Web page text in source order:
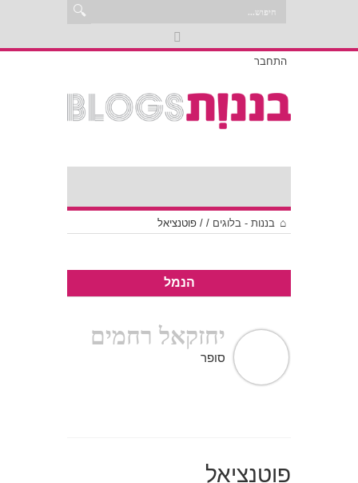
התחבר
בננות - בלוגים /
/ פוטנציאל
הנמל
יחזקאל רחמים
סופר
פוטנציאל